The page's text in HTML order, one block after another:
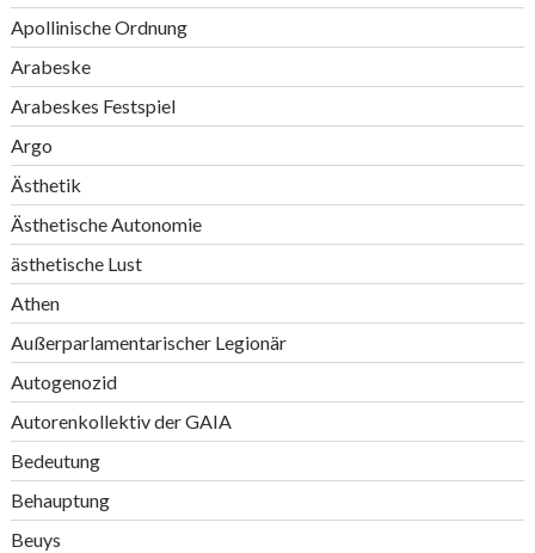
Apollinische Ordnung
Arabeske
Arabeskes Festspiel
Argo
Ästhetik
Ästhetische Autonomie
ästhetische Lust
Athen
Außerparlamentarischer Legionär
Autogenozid
Autorenkollektiv der GAIA
Bedeutung
Behauptung
Beuys